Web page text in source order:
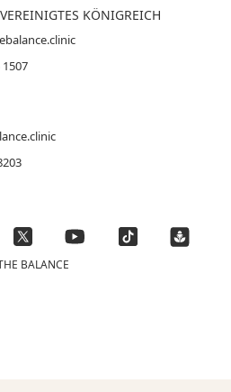
KÖNIGREICH
1507
BALANCE